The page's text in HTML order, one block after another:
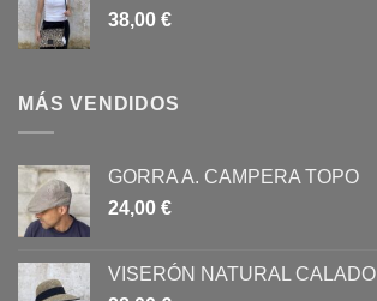
38,00 €
MÁS VENDIDOS
GORRA A. CAMPERA TOPO
24,00 €
VISERÓN NATURAL CALADO